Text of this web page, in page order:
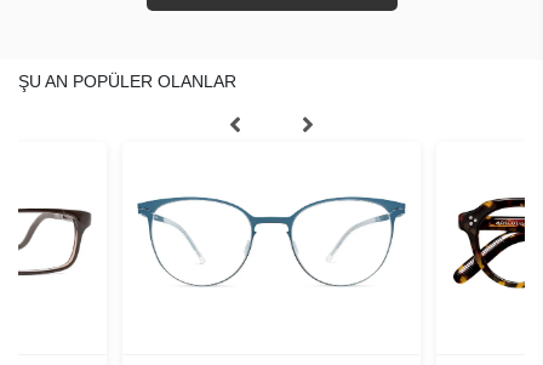
ŞU AN POPÜLER OLANLAR